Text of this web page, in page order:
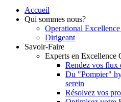
Accueil
Qui sommes nous?
Operational
Dirigeant
Savoir-Faire
Experts en Excellence
Rendez vos flux
Du "Pompier"
serein
Résolvez vos